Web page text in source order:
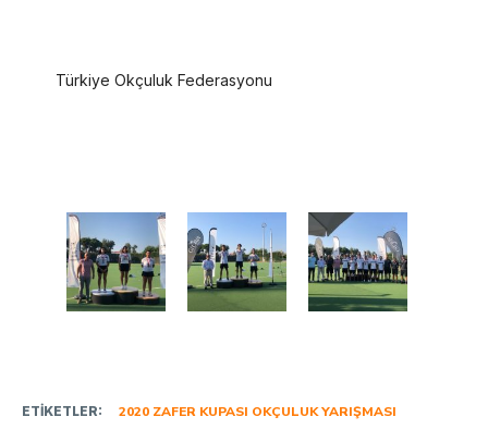
Türkiye Okçuluk Federasyonu
ETIKETLER:
2020 ZAFER KUPASI OKÇULUK YARIŞMASI